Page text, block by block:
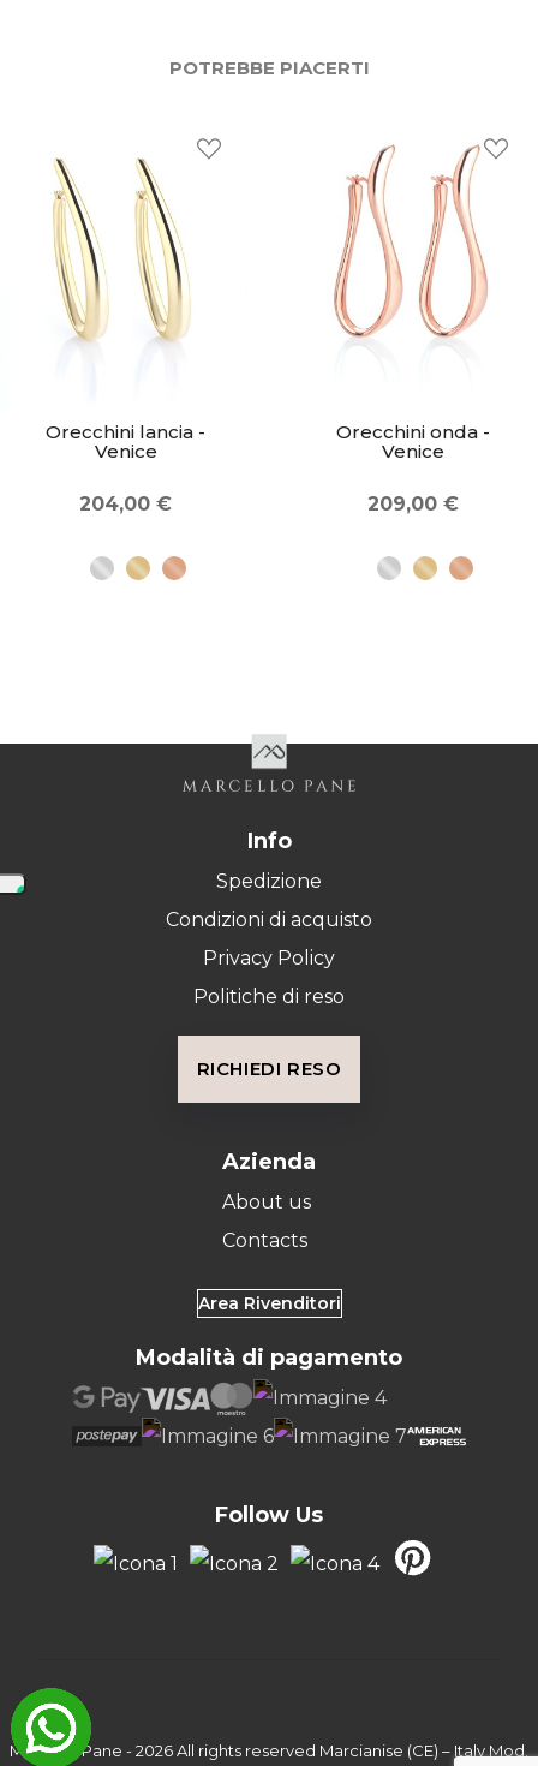
POTREBBE PIACERTI
Orecchini lancia -
Venice
204,00 €
Orecchini onda -
Venice
209,00 €
Info
Spedizione
Condizioni di acquisto
Privacy Policy
Politiche di reso
RICHIEDI RESO
Azienda
About us
Contacts
Area Rivenditori
Modalità di pagamento
Follow Us
Marcello Pane - 2026 All rights reserved Marcianise (CE) – Italy Mod.